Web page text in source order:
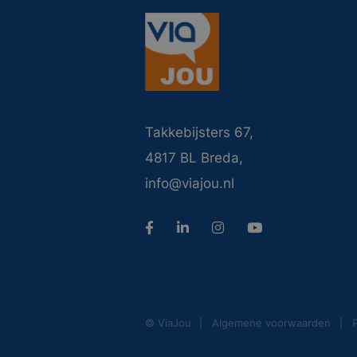
Takkebijsters 67,
4817 BL Breda,
info@viajou.nl
© ViaJou Algemene voorwaarden